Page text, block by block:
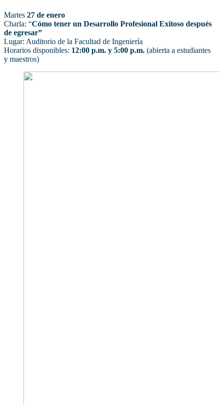
Martes 27 de enero
Charla: “Cómo tener un Desarrollo Profesional Exitoso después
de egresar”
Lugar: Auditorio de la Facultad de Ingeniería
Horarios disponibles: 12:00 p.m. y 5:00 p.m. (abierta a estudiantes
y maestros)